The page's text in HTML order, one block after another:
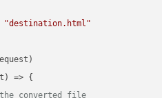
"destination.html"
) => {
converted file